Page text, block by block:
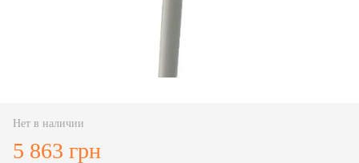
Нет в наличии
5 863 грн